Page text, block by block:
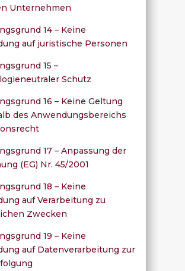
Unternehmen
14 – Keine
auf juristische Personen
15 –
Schutz
16 – Keine Geltung
des Anwendungsbereichs
17 – Anpassung der
(EG) Nr. 45/2001
18 – Keine
auf Verarbeitung zu
Zwecken
19 – Keine
auf Datenverarbeitung zur